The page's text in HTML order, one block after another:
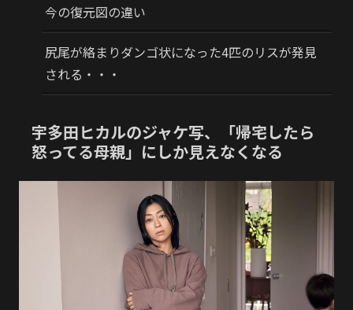
今の復元図の違い
尻尾が絡まりダンゴ状になった4匹のリスが発見
される・・・
宇多田ヒカルのジャケ写、「帰宅したら
怒ってる母親」にしか見えなくなる